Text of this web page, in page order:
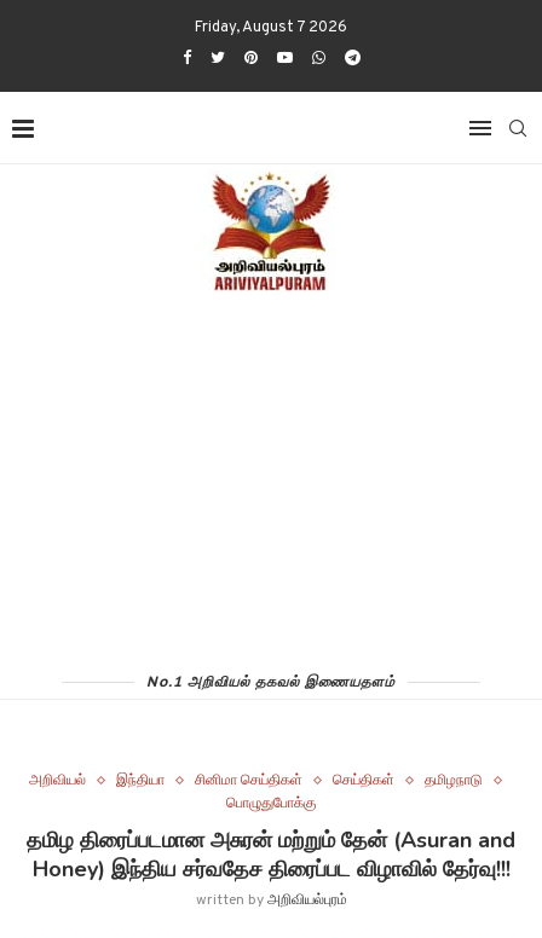
Friday, August 7 2026
No.1 அறிவியல் தகவல் இணையதளம்
அறிவியல் இந்தியா சினிமா செய்திகள் செய்திகள்
தமிழநாடு
பொழுதுபோக்கு
தமிழ திரைப்படமான அசுரன் மற்றும் தேன் (Asuran and
Honey) இந்திய சர்வதேச திரைப்பட விழாவில் தேர்வு!!!
written byஅறிவியல்புரம்